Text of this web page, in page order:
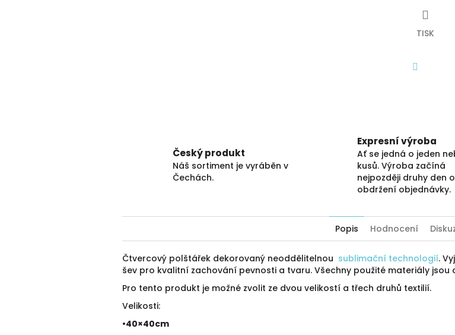
TISK
Český produkt
Náš sortiment je vyráběn v
Čechách.
Expresní výroba
Ať se jedná o jeden
kusů. Výroba začíná
nejpozději druhy den
obdržení objednávky.
Popis Hodnocení
Čtvercový polštářek dekorovaný neoddělitelnou sublimační technologií.
šev pro kvalitní zachování pevnosti a tvaru. Všechny použité materiály
Pro tento produkt je možné zvolit ze dvou velikostí a třech druhů textilií.
Velikosti:
•40×40cm